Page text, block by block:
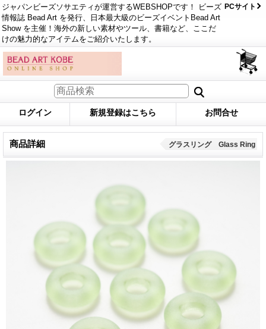
ジャパンビーズソサエティが運営するWEBSHOPです！ ビーズ
情報誌 Bead Art を発行、日本最大級のビーズイベントBead Art
Show を主催！海外の新しい素材やツール、書籍など、ここだ
けの魅力的なアイテムをご紹介いたします。
PCサイト
ログイン 新規登録はこちら お問合せ
商品詳細 グラスリング Glass Ring